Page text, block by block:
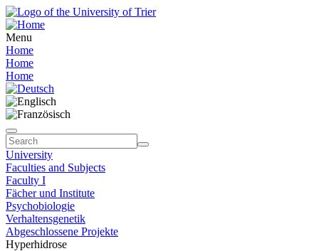
Menu
Home
Home
Home
University
Faculties and Subjects
Faculty I
Fächer und Institute
Psychobiologie
Verhaltensgenetik
Abgeschlossene Projekte
Hyperhidrose